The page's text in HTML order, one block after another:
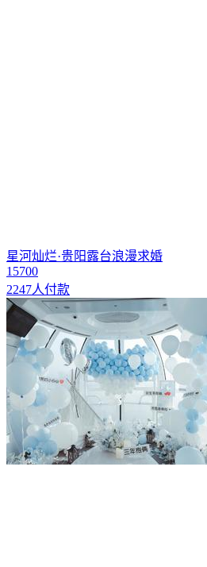
星河灿烂·贵阳露台浪漫求婚
15700
2247人付款